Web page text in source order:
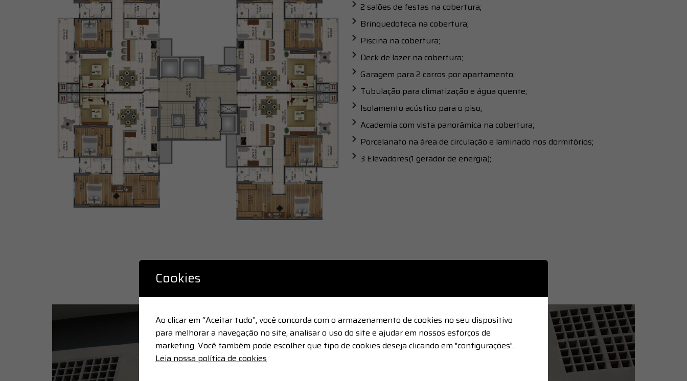
2 salões de festas na cobertura;
Brinquedoteca na cobertura;
Piscina na cobertura;
Deck de lazer na cobertura;
Garagem para 2 carros por apartamento;
Tubulação para climatização e água quente;
Isolamento acústico para o piso;
Academia com vista panorâmica na cobertura;
Porcelanato na área de circulação e laminado nos dormitórios;
3 Elevadores(1 gerador de energia);
Cookies
Ao clicar em “Aceitar tudo”, você concorda com o armazenamento de cookies no seu dispositivo
para melhorar a navegação no site, analisar o uso do site e ajudar em nossos esforços de
marketing. Você também pode escolher que tipo de cookies deseja clicando em "configurações".
Leia nossa política de cookies